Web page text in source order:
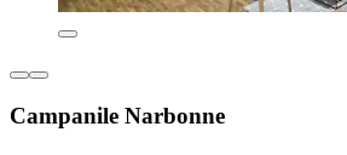
Campanile Narbonne